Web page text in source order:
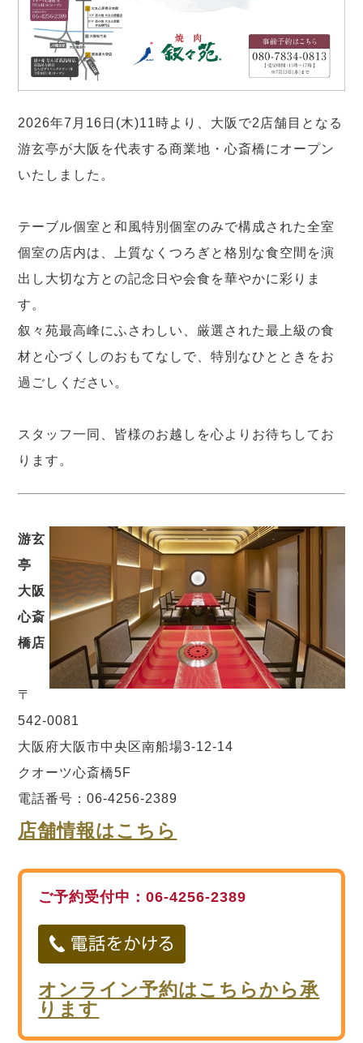
2026年7月16日(木)11時より、大阪で2店舗目となる
游玄亭が大阪を代表する商業地・心斎橋にオープン
いたしました。
テーブル個室と和風特別個室のみで構成された全室
個室の店内は、上質なくつろぎと格別な食空間を演
出し大切な方との記念日や会食を華やかに彩りま
す。
叙々苑最高峰にふさわしい、厳選された最上級の食
材と心づくしのおもてなしで、特別なひとときをお
過ごしください。
スタッフ一同、皆様のお越しを心よりお待ちしてお
ります。
游玄
亭
大阪
心斎
橋店
〒
542-0081
大阪府大阪市中央区南船場3-12-14
クオーツ心斎橋5F
電話番号：06-4256-2389
店舗情報はこちら
ご予約受付中：06-4256-2389
オンライン予約はこちらから承
ります